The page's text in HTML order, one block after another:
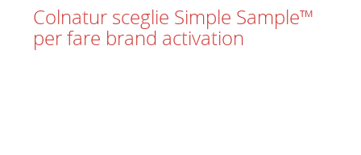
Colnatur sceglie Simple Sample™
per fare brand activation